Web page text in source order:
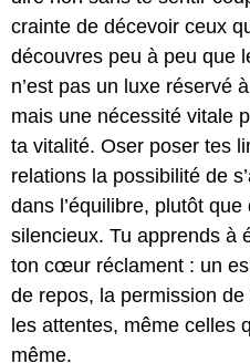
crainte de décevoir ceux
découvres peu à peu que
n’est pas un luxe réservé
mais une nécessité vitale
ta vitalité. Oser poser tes
relations la possibilité de
dans l’équilibre, plutôt
silencieux. Tu apprends à
ton cœur réclament : un
de repos, la permission
les attentes, même celles
même.